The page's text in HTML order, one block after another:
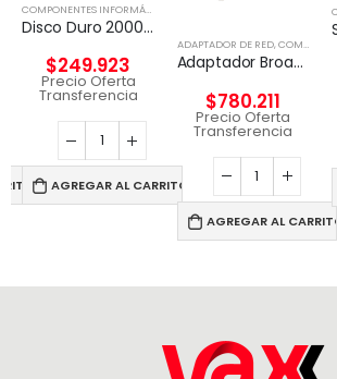
,DISCO EXTERNO COMPONENTES INFORMÁTICOS
Disco Duro 2000G PORTABLE SSD XS2000 USB 3.2 Gen 2
$249.923
Precio Oferta
Transferencia
AGREGAR AL CARRITO
ADAPTADOR DE RED,COMPONENTES INFORMÁTICOS
Adaptador Broadcom BCM57416 Ethernet 10 Gb 2 puertos BASE-T para HPE
$780.211
Precio Oferta
Transferencia
AGREGAR AL CARRITO